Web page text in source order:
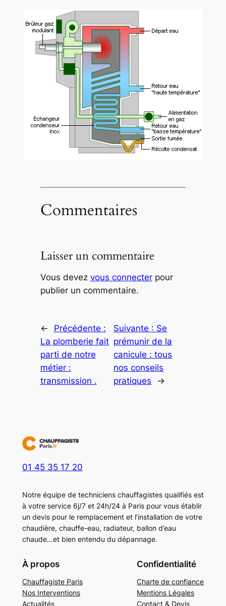
Commentaires
Laisser un commentaire
Vous devez vous connecterpour
publier un commentaire.
←
Précédente :
La plomberie fait
parti de notre
métier :
transmission .
Suivante : Se
prémunir de la
canicule : tous
nos conseils
pratiques
→
01 45 35 17 20
Notre équipe de techniciens chauffagistes qualifiés est
à votre service 6j/7 et 24h/24 à Paris pour vous établir
un devis pour le remplacement et l’installation de votre
chaudière, chauffe-eau, radiateur, ballon d’eau
chaude…et bien entendu du dépannage.
À propos
Chauffagiste Paris
Nos Interventions
Actualités
Confidentialité
Charte de confiance
Mentions Légales
Contact & Devis